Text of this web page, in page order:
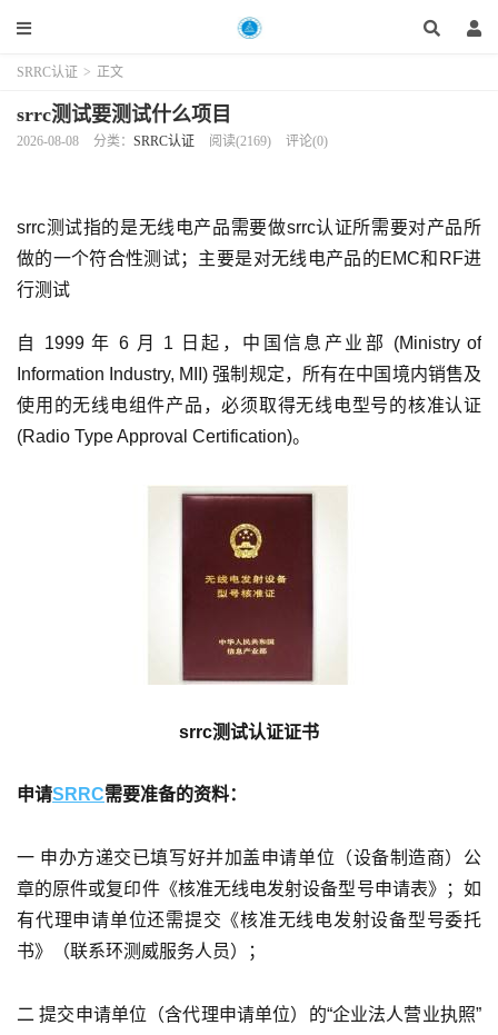
SRRC认证 > 正文
srrc测试要测试什么项目
2026-08-08 分类： SRRC认证 阅读(2169) 评论(0)
srrc测试指的是无线电产品需要做srrc认证所需要对产品所
做的一个符合性测试；主要是对无线电产品的EMC和RF进
行测试
自 1999 年 6 月 1 日起，中国信息产业部 (Ministry of
Information Industry, MII) 强制规定，所有在中国境内销售及
使用的无线电组件产品，必须取得无线电型号的核准认证
(Radio Type Approval Certification)。
srrc测试认证证书
申请SRRC需要准备的资料：
一 申办方递交已填写好并加盖申请单位（设备制造商）公
章的原件或复印件《核准无线电发射设备型号申请表》；如
有代理申请单位还需提交《核准无线电发射设备型号委托
书》（联系环测威服务人员）；
二 提交申请单位（含代理申请单位）的“企业法人营业执照”